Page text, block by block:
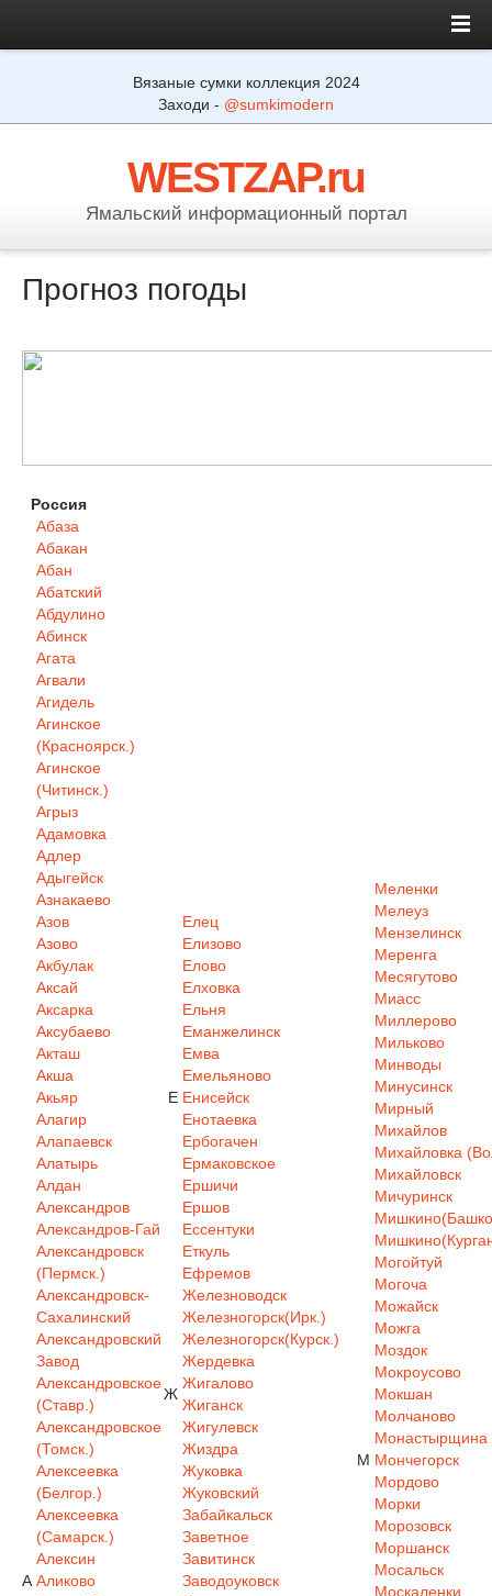
Вязаные сумки коллекция 2024
Заходи - @sumkimodern
WESTZAP.ru
Ямальский информационный портал
Прогноз погоды
Россия
А
Абаза
Абакан
Абан
Абатский
Абдулино
Абинск
Агата
Агвали
Агидель
Агинское
(Красноярск.)
Агинское
(Читинск.)
Агрыз
Адамовка
Адлер
Адыгейск
Азнакаево
Азов
Азово
Акбулак
Аксай
Аксарка
Аксубаево
Акташ
Акша
Акьяр
Алагир
Алапаевск
Алатырь
Алдан
Александров
Александров-Гай
Александровск
(Пермск.)
Александровск-
Сахалинский
Александровский
Завод
Александровское
(Ставр.)
Александровское
(Томск.)
Алексеевка
(Белгор.)
Алексеевка
(Самарск.)
Алексин
Аликово
Е
Елец
Елизово
Елово
Елховка
Ельня
Еманжелинск
Емва
Емельяново
Енисейск
Енотаевка
Ербогачен
Ермаковское
Ершичи
Ершов
Ессентуки
Еткуль
Ефремов
Ж
Железноводск
Железногорск(Ирк.)
Железногорск(Курск.)
Жердевка
Жигалово
Жиганск
Жигулевск
Жиздра
Жуковка
Жуковский
Забайкальск
Заветное
Завитинск
Заводоуковск
М
Меленки
Мелеуз
Мензелинск
Меренга
Месягутово
Миасс
Миллерово
Мильково
Минводы
Минусинск
Мирный
Михайлов
Михайловка
Михайловск
Мичуринск
Могойтуй
Могоча
Можайск
Можга
Моздок
Мокроусово
Мокшан
Молчаново
Монастырщина
Мончегорск
Мордово
Морки
Морозовск
Моршанск
Мосальск
Москаленки